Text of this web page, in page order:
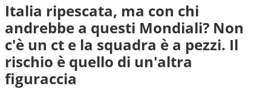
Italia ripescata, ma con chi
andrebbe a questi Mondiali? Non
c'è un ct e la squadra è a pezzi. Il
rischio è quello di un'altra
figuraccia